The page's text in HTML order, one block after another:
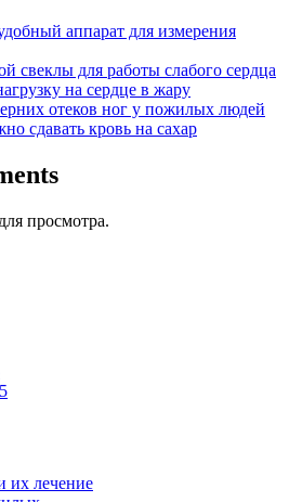
аппарат для измерения
свеклы для работы слабого сердца
на сердце в жару
отеков ног у пожилых людей
сдавать кровь на сахар
просмотра.
их лечение